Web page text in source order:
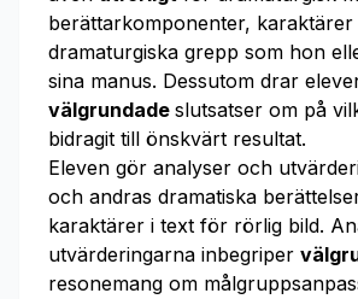
berättarkomponenter,
dramaturgiska grepp som hon
sina manus. Dessutom drar
välgrundade slutsatser om på
bidragit till önskvärt resultat.
Eleven gör analyser och
och andras dramatiska
karaktärer i text för rörlig bild.
utvärderingarna inbegriper
resonemang om